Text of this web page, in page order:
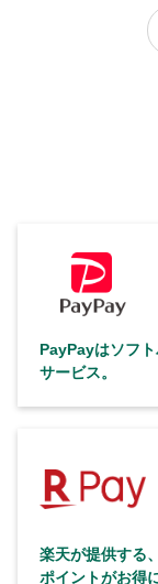
PayPayはソフ
サービス。
楽天が提供する
ポイントがお得